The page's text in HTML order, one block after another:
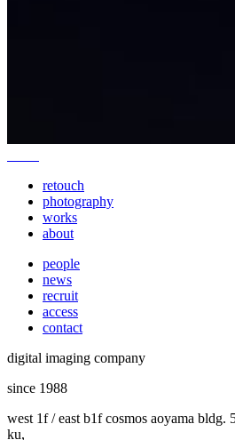
retouch
photography
works
about
people
news
recruit
access
contact
digital imaging company
since 1988
west 1f / east b1f cosmos aoyama bldg.
ku,